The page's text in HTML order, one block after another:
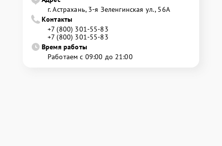
г. Астрахань, 3-я Зеленгинская ул., 56А
Контакты
+7 (800) 301-55-83
+7 (800) 301-55-83
Время работы
Работаем с 09:00 до 21:00